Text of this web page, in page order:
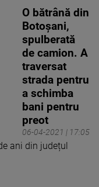
06-04-2021 | 17:05
O bătrână din
Botoșani,
spulberată
de camion. A
traversat
strada pentru
a schimba
bani pentru
preot
ani din județul